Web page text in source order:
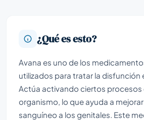
¿Qué es esto?
Avana es uno de los
utilizados para tratar la disfunción
Actúa activando ciertos procesos
organismo, lo que ayuda a
sanguíneo a los genitales. Este